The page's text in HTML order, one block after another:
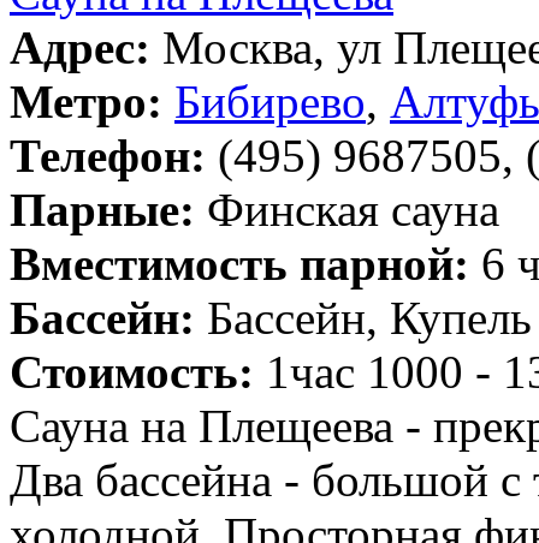
Адрес: Москва, ул
Метро: Бибирево,
Телефон: (495) 9687505,
Парные: Финская сауна
Вместимость парной: 6
Бассейн: Бассейн, Купель
Стоимость: 1час 1000 -
Сауна на Плещеева -
Два бассейна - большой с